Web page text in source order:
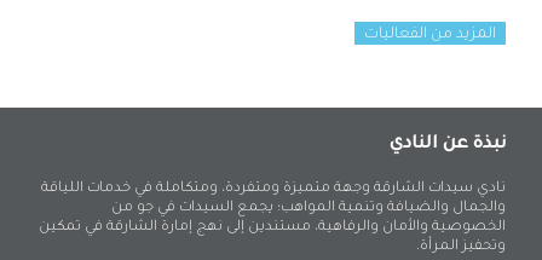
المزيد من الفعاليات
نبذة عن النادي
نادي سيدات الشارقة وجهة متميزة ومتفردة، ومتكاملة في خدمات اللياقة
والجمال والضيافة وتنمية المواهب؛ يجمع السيدات في جو من
الخصوصية والأمان والرفاهية، مستندين إلى نهج إمارة الشارقة في تمكين
وتحفيز المرأة.